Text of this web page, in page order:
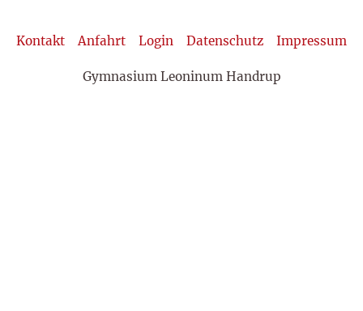
Kontakt Anfahrt Login Datenschutz Impressum
Gymnasium Leoninum Handrup